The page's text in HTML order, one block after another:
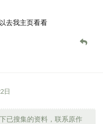
去我主页看看
日
已搜集的资料，联系原作